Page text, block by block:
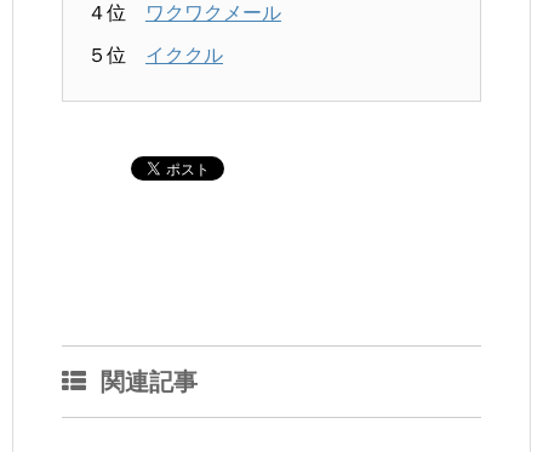
４位 ワクワクメール
５位 イククル
関連記事